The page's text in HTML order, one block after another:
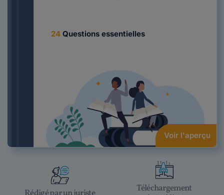
24 Questions essentielles
Voir l'aperçu
Téléchargement